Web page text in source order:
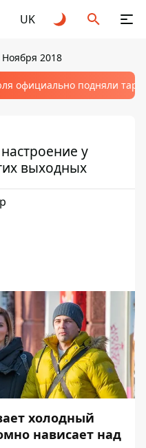
UK
2018
официально подняли
у
выходных
холодный
нависает над